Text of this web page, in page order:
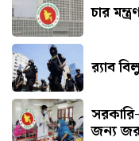
চার
র‍্যাব
জন্য